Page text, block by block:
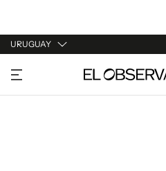
URUGUAY
URUGUAY
ARGENTINA